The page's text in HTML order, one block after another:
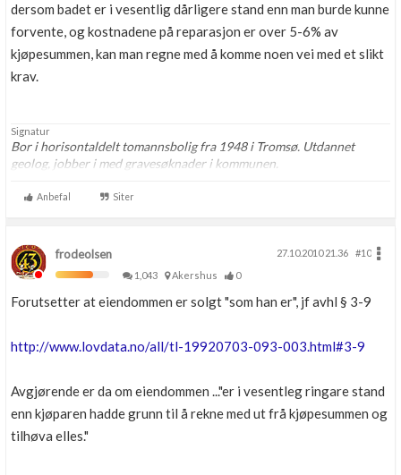
dersom badet er i vesentlig dårligere stand enn man burde kunne
forvente, og kostnadene på reparasjon er over 5-6% av
kjøpesummen, kan man regne med å komme noen vei med et slikt
krav.
Signatur
Bor i horisontaldelt tomannsbolig fra 1948 i Tromsø. Utdannet
geolog, jobber i med gravesøknader i kommunen.
Anbefal Siter
frodeolsen 27.10.2010 21.36
#10
1,043
Akershus 0
Forutsetter at eiendommen er solgt "som han er", jf avhl § 3-9
http://www.lovdata.no/all/tl-19920703-093-003.html#3-9
Avgjørende er da om eiendommen ..."er i vesentleg ringare stand
enn kjøparen hadde grunn til å rekne med ut frå kjøpesummen og
tilhøva elles."